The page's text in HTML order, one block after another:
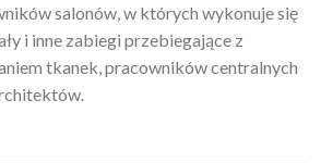
salonów, w których wykonuje się
i inne zabiegi przebiegające z
tkanek, pracowników centralnych